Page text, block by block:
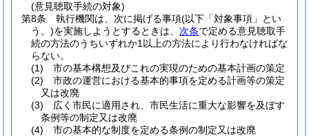
(意見聴取手続の対象)
第8条
執行機関は、次に掲げる事項(以下「対象事項」とい
う。)を実施しようとするときは、 次条で定める意見聴取手
続の方法のうちいずれか1以上の方法により行わなければな
らない。
(1)
市の基本構想及びこれの実現のための基本計画の策定
(2)
市政の運営における基本的事項を定める計画等の策定
又は改廃
(3)
広く市民に適用され、市民生活に重大な影響を及ぼす
条例等の制定又は改廃
(4)
市の基本的な制度を定める条例の制定又は改廃